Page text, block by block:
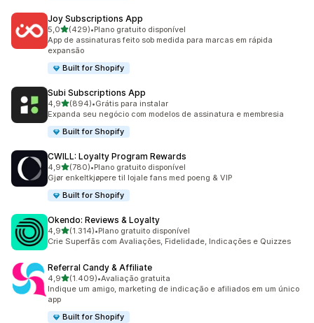
Joy Subscriptions App
5,0de 5 estrelas
(429)
429 avaliações ao todo
•Plano gratuito disponível
App de assinaturas feito sob medida para marcas em rápida
expansão
Built for Shopify
Subi Subscriptions App
4,9de 5 estrelas
(894)
894 avaliações ao todo
•Grátis para instalar
Expanda seu negócio com modelos de assinatura e membresia
Built for Shopify
CWILL: Loyalty Program Rewards
4,9de 5 estrelas
(780)
780 avaliações ao todo
•Plano gratuito disponível
Gjør enkeltkjøpere til lojale fans med poeng & VIP
Built for Shopify
Okendo: Reviews & Loyalty
4,9de 5 estrelas
(1.314)
1314 avaliações ao todo
•Plano gratuito disponível
Crie Superfãs com Avaliações, Fidelidade, Indicações e Quizzes
Referral Candy & Affiliate
4,9de 5 estrelas
(1.409)
1409 avaliações ao todo
•Avaliação gratuita
Indique um amigo, marketing de indicação e afiliados em um único
app
Built for Shopify